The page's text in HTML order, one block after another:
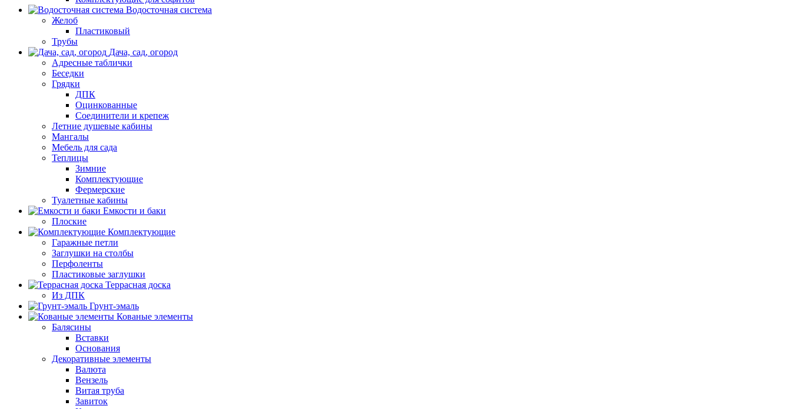
Водосточная система
Желоб
Пластиковый
Трубы
Дача, сад, огород
Адресные таблички
Беседки
Грядки
ДПК
Оцинкованные
Соединители и крепеж
Летние душевые кабины
Мангалы
Мебель для сада
Теплицы
Зимние
Комплектующие
Фермерские
Туалетные кабины
Емкости и баки
Плоские
Комплектующие
Гаражные петли
Заглушки на столбы
Перфоленты
Пластиковые заглушки
Террасная доска
Из ДПК
Грунт-эмаль
Кованые элементы
Балясины
Вставки
Основания
Декоративные элементы
Валюта
Вензель
Витая труба
Завиток